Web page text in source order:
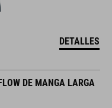
DETALLES
DE MANGA LARGA